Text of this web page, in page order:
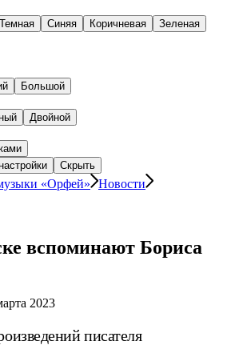
Темная Синяя Коричневая Зеленая
Большой
Двойной
Скрыть
«Орфей» Новости
вспоминают Бориса
2023
писателя